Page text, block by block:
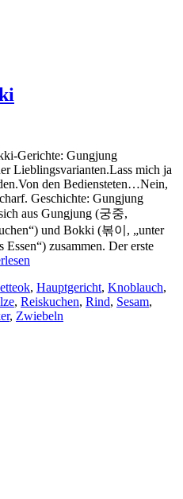
Gerichte: Gungjung
Lieblingsvarianten.Lass mich ja
den Bediensteten…Nein,
Geschichte: Gungjung
aus Gungjung (궁중,
und Bokki (볶이, „unter
Essen“) zusammen. Der erste
, Hauptgericht, Knoblauch,
, Reiskuchen, Rind, Sesam,
, Zwiebeln